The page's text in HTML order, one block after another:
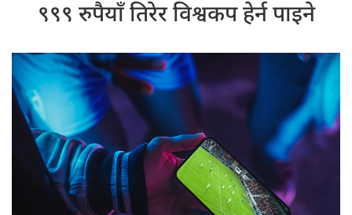
९९९ रुपैयाँ तिरेर विश्वकप हेर्न पाइने